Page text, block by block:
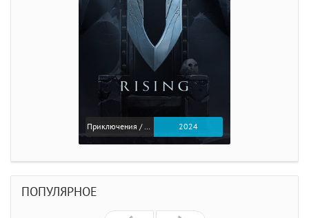
2024
ПОПУЛЯРНОЕ